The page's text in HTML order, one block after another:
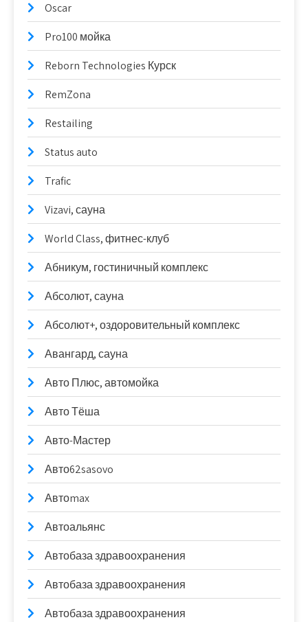
Oscar
Pro100 мойка
Reborn Technologies Курск
RemZona
Restailing
Status auto
Trafic
Vizavi, сауна
World Class, фитнес-клуб
Абникум, гостиничный комплекс
Абсолют, сауна
Абсолют+, оздоровительный комплекс
Авангард, сауна
Авто Плюс, автомойка
Авто Тёша
Авто-Мастер
Авто62sasovo
Автоmax
Автоальянс
Автобаза здравоохранения
Автобаза здравоохранения
Автобаза здравоохранения